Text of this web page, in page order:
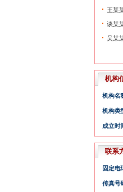
王某
谈某
吴某
机构
机构名
机构类
成立时
联系
固定电
传真号